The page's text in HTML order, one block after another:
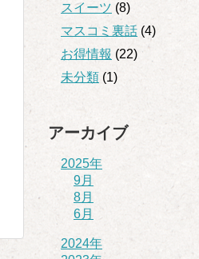
スイーツ (8)
マスコミ裏話 (4)
お得情報 (22)
未分類 (1)
アーカイブ
2025年
9月
8月
6月
2024年